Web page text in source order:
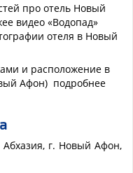
про отель Новый
видео «Водопад»
отеля в Новый
и расположение в
Афон) подробнее
Абхазия, г. Новый Афон,